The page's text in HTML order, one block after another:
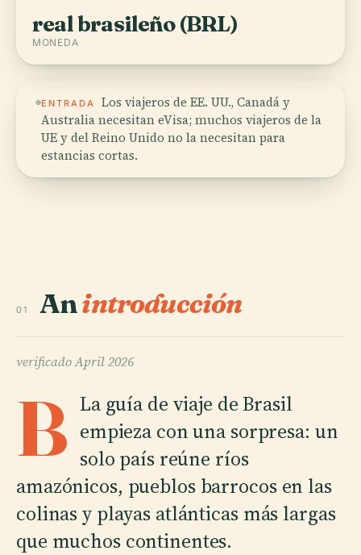
real brasileño (BRL)
MONEDA
ENTRADA
Los viajeros de EE. UU., Canadá y
Australia necesitan eVisa; muchos viajeros de la
UE y del Reino Unido no la necesitan para
estancias cortas.
01 Anintroducción
verificadoApril 2026
B La guía de viaje de Brasil
empieza con una sorpresa: un
solo país reúne ríos
amazónicos, pueblos barrocos en las
colinas y playas atlánticas más largas
que muchos continentes.